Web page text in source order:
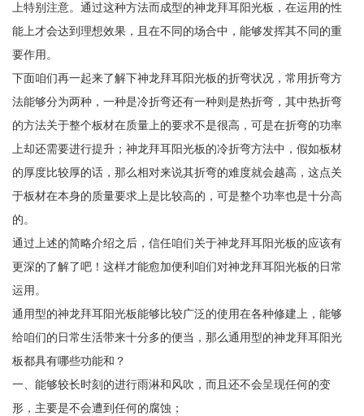
上特别注意。通过这种方法而成型的神龙拜耳阳光板，在运用的性
能上才会达到理想效果，且在不同的场合中，能够发挥其不同的重
要作用。
下面咱们再一起来了解下神龙拜耳阳光板的折弯状况，常用折弯方
法能够分为两种，一种是冷折弯还有一种则是热折弯，其中热折弯
的方法关于整个板材在质量上的要求不是很高，可是在折弯的功率
上却还需要进行提升；神龙拜耳阳光板的冷折弯方法中，假如板材
的厚度比较厚的话，那么相对来说其折弯的难度就会越高，这点关
于板材在本身的质量要求上是比较高的，可是整个功率也是十分高
的。
通过上述的简略介绍之后，信任咱们关于神龙拜耳阳光板的应该有
更深的了解了吧！这样才能愈加便利咱们对神龙拜耳阳光板的日常
运用。
通用型的神龙拜耳阳光板能够比较广泛的使用在各种修建上，能够
给咱们的日常生活带来十分多的便当，那么通用型的神龙拜耳阳光
板都具有哪些功能和？
一、能够较长时刻的进行雨淋和风吹，而且还不会呈现任何的变
形，主要是不会遭到任何的腐蚀；